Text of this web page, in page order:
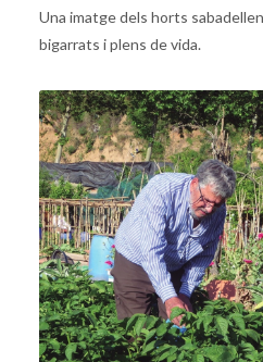
Una imatge dels horts
bigarrats i plens de vida.